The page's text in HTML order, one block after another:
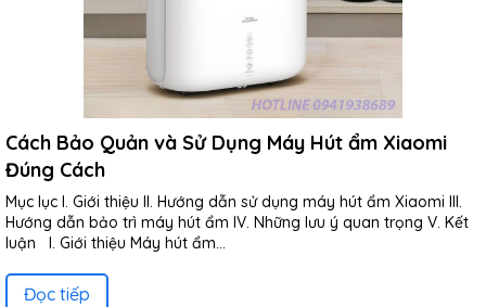
Cách Bảo Quản và Sử Dụng Máy Hút ẩm Xiaomi
Đúng Cách
Mục lục I. Giới thiệu II. Hướng dẫn sử dụng máy hút ẩm Xiaomi III.
Hướng dẫn bảo trì máy hút ẩm IV. Những lưu ý quan trọng V. Kết
luận I. Giới thiệu Máy hút ẩm...
Đọc tiếp